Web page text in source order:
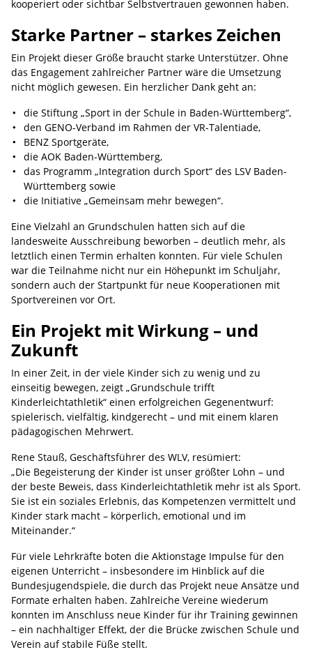
kooperiert oder sichtbar Selbstvertrauen gewonnen haben.
Starke Partner – starkes Zeichen
Ein Projekt dieser Größe braucht starke Unterstützer. Ohne
das Engagement zahlreicher Partner wäre die Umsetzung
nicht möglich gewesen. Ein herzlicher Dank geht an:
die Stiftung „Sport in der Schule in Baden-Württemberg“,
den GENO-Verband im Rahmen der VR-Talentiade,
BENZ Sportgeräte,
die AOK Baden-Württemberg,
das Programm „Integration durch Sport“ des LSV Baden-
Württemberg sowie
die Initiative „Gemeinsam mehr bewegen“.
Eine Vielzahl an Grundschulen hatten sich auf die
landesweite Ausschreibung beworben – deutlich mehr, als
letztlich einen Termin erhalten konnten. Für viele Schulen
war die Teilnahme nicht nur ein Höhepunkt im Schuljahr,
sondern auch der Startpunkt für neue Kooperationen mit
Sportvereinen vor Ort.
Ein Projekt mit Wirkung – und
Zukunft
In einer Zeit, in der viele Kinder sich zu wenig und zu
einseitig bewegen, zeigt „Grundschule trifft
Kinderleichtathletik“ einen erfolgreichen Gegenentwurf:
spielerisch, vielfältig, kindgerecht – und mit einem klaren
pädagogischen Mehrwert.
Rene Stauß, Geschäftsführer des WLV, resümiert:
„Die Begeisterung der Kinder ist unser größter Lohn – und
der beste Beweis, dass Kinderleichtathletik mehr ist als Sport.
Sie ist ein soziales Erlebnis, das Kompetenzen vermittelt und
Kinder stark macht – körperlich, emotional und im
Miteinander.“
Für viele Lehrkräfte boten die Aktionstage Impulse für den
eigenen Unterricht – insbesondere im Hinblick auf die
Bundesjugendspiele, die durch das Projekt neue Ansätze und
Formate erhalten haben. Zahlreiche Vereine wiederum
konnten im Anschluss neue Kinder für ihr Training gewinnen
– ein nachhaltiger Effekt, der die Brücke zwischen Schule und
Verein auf stabile Füße stellt.